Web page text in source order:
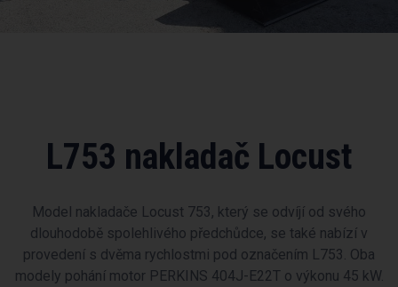
L753 nakladač Locust
Model nakladače Locust 753, který se odvíjí od svého
dlouhodobě spolehlivého předchůdce, se také nabízí v
provedení s dvěma rychlostmi pod označením L753. Oba
modely pohání motor PERKINS 404J-E22T o výkonu 45 kW.